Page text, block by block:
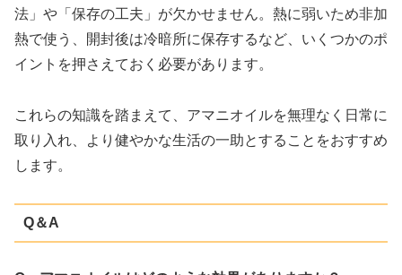
法」や「保存の工夫」が欠かせません。熱に弱いため非加
熱で使う、開封後は冷暗所に保存するなど、いくつかのポ
イントを押さえておく必要があります。
これらの知識を踏まえて、アマニオイルを無理なく日常に
取り入れ、より健やかな生活の一助とすることをおすすめ
します。
Q＆A